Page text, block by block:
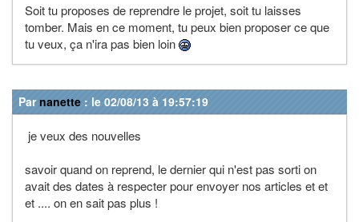
Soit tu proposes de reprendre le projet, soit tu laisses
tomber. Mais en ce moment, tu peux bien proposer ce que
tu veux, ça n'ira pas bien loin
Parnanette : le 02/08/13 à 19:57:19
je veux des nouvelles
savoir quand on reprend, le dernier qui n'est pas sorti on
avait des dates à respecter pour envoyer nos articles et et
et .... on en sait pas plus !